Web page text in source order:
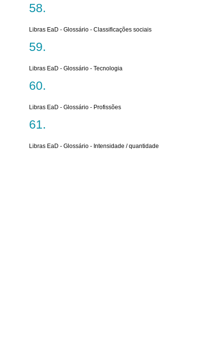
Libras EaD - Glossário - Classificações sociais
Libras EaD - Glossário - Tecnologia
Libras EaD - Glossário - Profissões
Libras EaD - Glossário - Intensidade / quantidade